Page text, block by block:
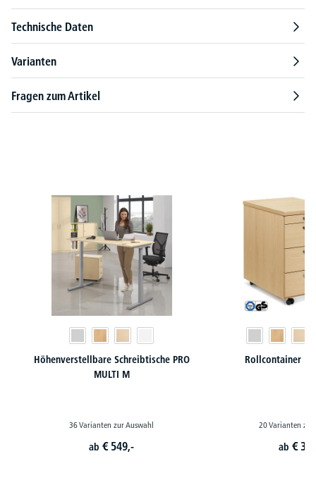
Technische Daten
Varianten
Fragen zum Artikel
Höhenverstellbare Schreibtische PRO
MULTI M
36 Varianten zur Auswahl
ab€ 549,-
Rollcontainer
20 Varianten zur
ab€